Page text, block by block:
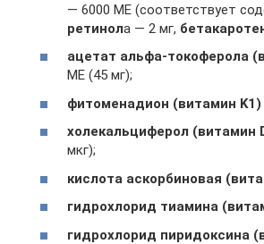
— 6000 МЕ (соответствует
ретинола — 2 мг,
ацетат альфа-токоферола
МЕ (45 мг);
фитоменадион (витамин K1)
холекальциферол (витамин
мкг);
кислота аскорбиновая
гидрохлорид тиамина
гидрохлорид пиридоксина